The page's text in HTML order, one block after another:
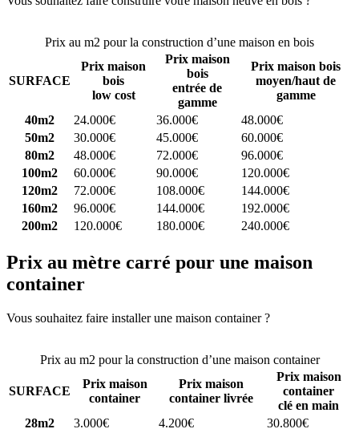
Prix au m2 pour la construction d’une maison en bois
SURFACE
Prix maison
bois
low cost
Prix maison
bois
entrée de
gamme
Prix maison bois
moyen/haut de
gamme
40m2
24.000€ 36.000€
48.000€
50m2
30.000€ 45.000€
60.000€
80m2
48.000€ 72.000€
96.000€
100m2
60.000€ 90.000€
120.000€
120m2
72.000€ 108.000€
144.000€
160m2
96.000€ 144.000€
192.000€
200m2
120.000€ 180.000€ 240.000€
Prix au mètre carré pour une maison
container
Vous souhaitez faire installer une maison container ?
Prix au m2 pour la construction d’une maison container
SURFACE
Prix maison
container
Prix maison
container livrée
Prix maison
container
clé en main
28m2
3.000€ 4.200€
30.800€